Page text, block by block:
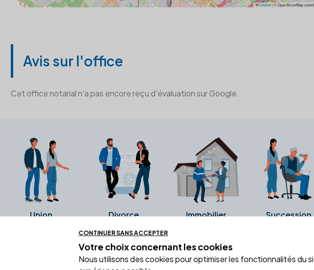
Leaflet |© OpenStreetMap
Avis sur l'office
Cet office notarial n'a pas encore reçu d'évaluation sur Google.
Union Divorce Immobilier Succession
Ces avis proviennent directement de la fiche Google
CONTINUER SANS ACCEPTER
Votre choix concernant les cookies
Nous utilisons des cookies pour optimiser les fonctionnalités du